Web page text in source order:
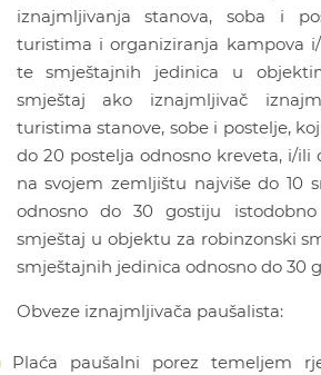
iznajmljivanja stanova, soba i
turistima i organiziranja kampova
te smještajnih jedinica u
smještaj ako iznajmljivač
turistima stanove, sobe i postelje,
do 20 postelja odnosno kreveta, i/ili
na svojem zemljištu najviše do 10
odnosno do 30 gostiju
smještaj u objektu za robinzonski
smještajnih jedinica odnosno do 30
Obveze iznajmljivača paušalista:
Plaća paušalni porez temeljem